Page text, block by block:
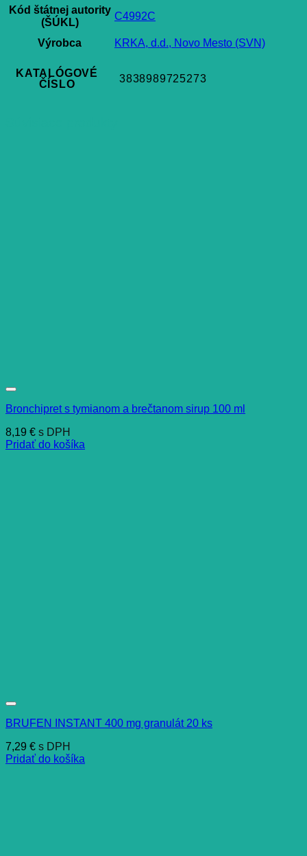
Kód štátnej autority
(ŠÚKL)
C4992C
Výrobca KRKA, d.d., Novo Mesto (SVN)
KATALÓGOVÉ
ČÍSLO
3838989725273
Bronchipret s tymianom a brečtanom sirup 100 ml
8,19 € s DPH
Pridať do košíka
BRUFEN INSTANT 400 mg granulát 20 ks
7,29 € s DPH
Pridať do košíka